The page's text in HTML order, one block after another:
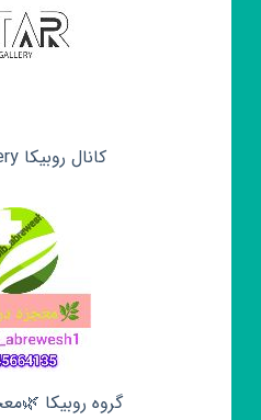
کانال روبیکا Star_gallery
گروه روبیکا